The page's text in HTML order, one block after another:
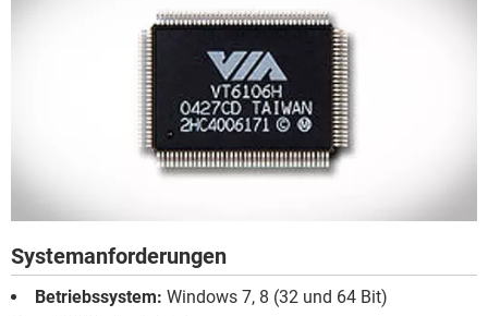
Systemanforderungen
Betriebssystem: Windows 7, 8 (32 und 64 Bit)